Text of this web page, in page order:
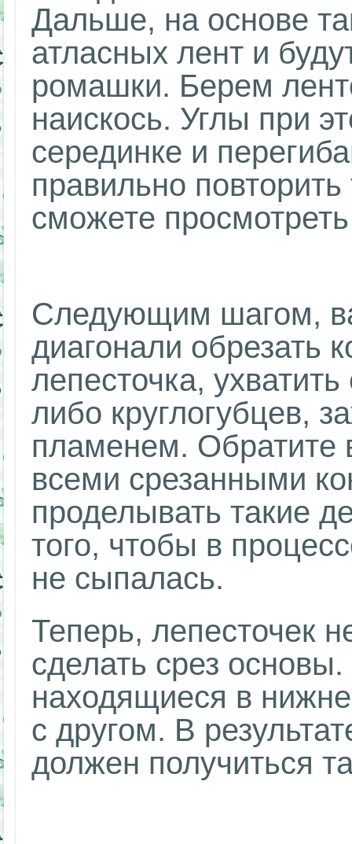
Дальше, на основе
атласных лент и
ромашки. Берем
наискось. Углы при
серединке и
правильно
сможете
Следующим шагом,
диагонали обрезать
лепесточка,
либо круглогубцев,
пламенем. Обратите
всеми срезанными
проделывать такие
того, чтобы в
не сыпалась.
Теперь, лепесточек
сделать срез
находящиеся в
с другом. В
должен получиться